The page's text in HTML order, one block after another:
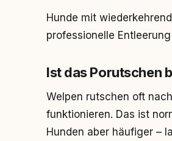
Hunde mit
professionelle
Ist das Porutschen
Welpen rutschen oft
funktionieren. Das ist
Hunden aber häufiger –